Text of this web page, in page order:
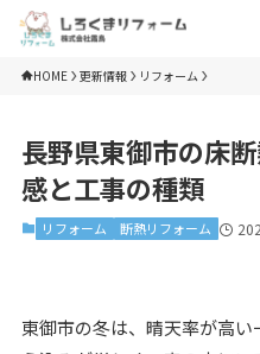
HOME 更新情報 リフォーム
長野県東御市の床
感と工事の種類
リフォーム 断熱リフォーム
東御市の冬は、晴天率が高